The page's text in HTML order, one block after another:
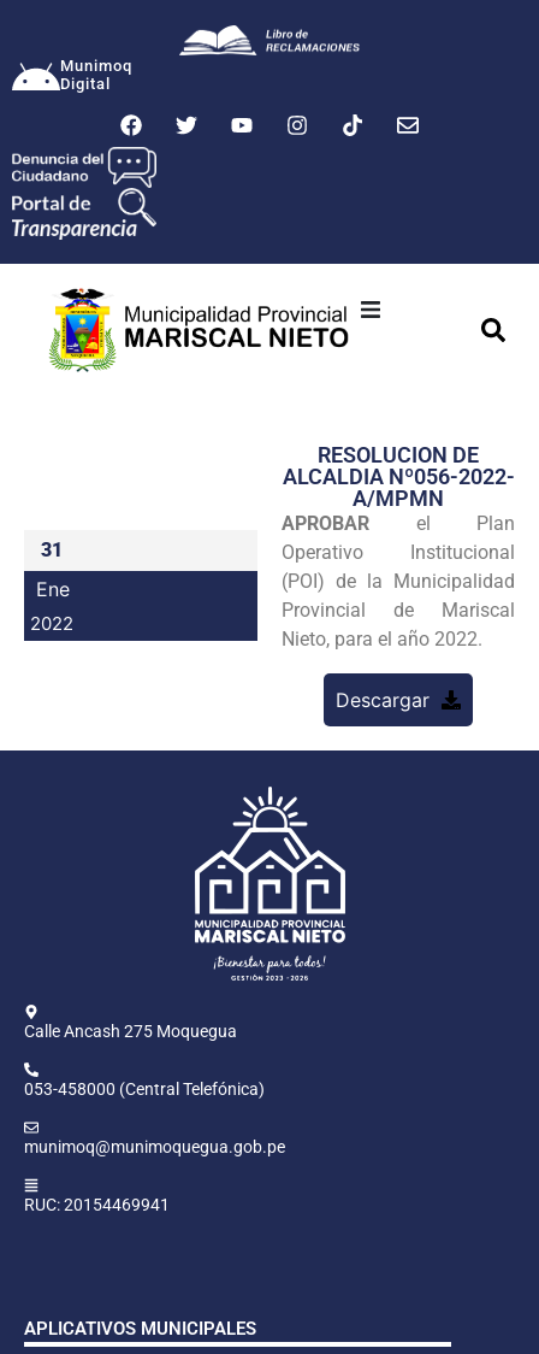
Munimoq
Digital
Transparencia
Seguridad
Programas
Intranet
31
Ene
2022
RESOLUCION DE
ALCALDIA Nº056-2022-
A/MPMN
APROBAR el Plan
Operativo Institucional
(POI) de la Municipalidad
Provincial de Mariscal
Nieto, para el año 2022.
Descargar
Calle Ancash 275 Moquegua
053-458000 (Central Telefónica)
munimoq@munimoquegua.gob.pe
RUC: 20154469941
APLICATIVOS MUNICIPALES